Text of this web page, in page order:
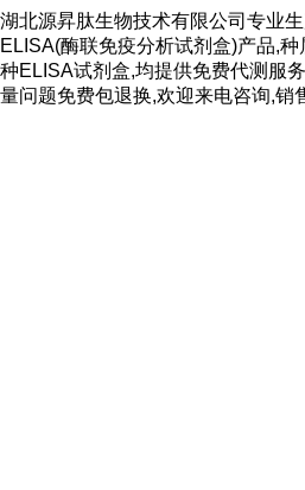
湖北源昇肽生物技术有限公司专业
ELISA(酶联免疫分析试剂盒)产品,
种ELISA试剂盒,均提供免费代测服
量问题免费包退换,欢迎来电咨询,销